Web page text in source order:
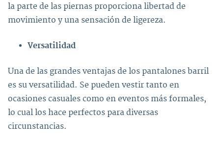
la parte de las piernas proporciona libertad de
movimiento y una sensación de ligereza.
Versatilidad
Una de las grandes ventajas de los pantalones barril
es su versatilidad. Se pueden vestir tanto en
ocasiones casuales como en eventos más formales,
lo cual los hace perfectos para diversas
circunstancias.